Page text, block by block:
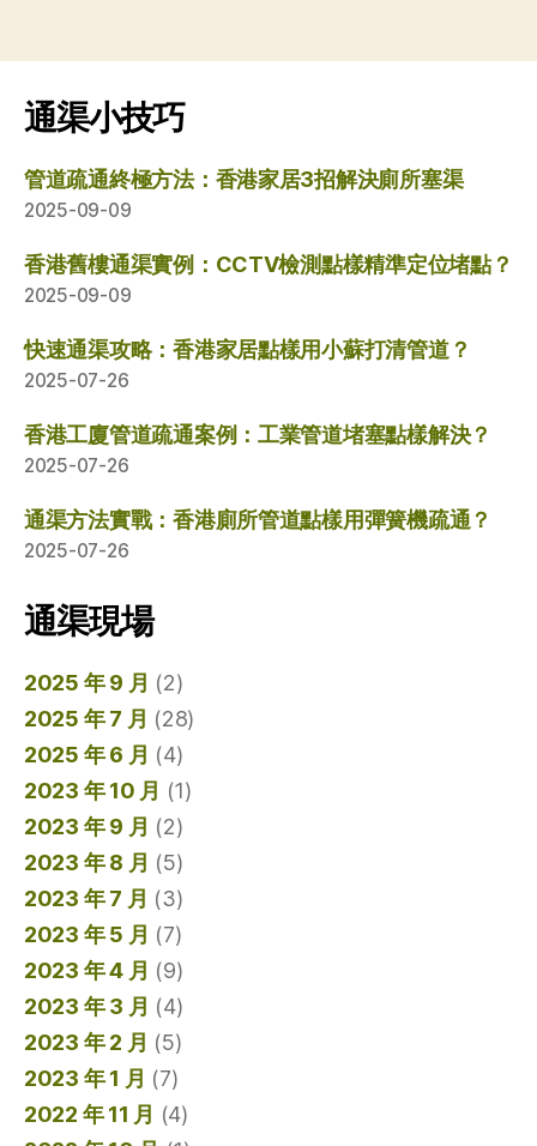
通渠小技巧
管道疏通終極方法：香港家居3招解決廁所塞渠
2025-09-09
香港舊樓通渠實例：CCTV檢測點樣精準定位堵點？
2025-09-09
快速通渠攻略：香港家居點樣用小蘇打清管道？
2025-07-26
香港工廈管道疏通案例：工業管道堵塞點樣解決？
2025-07-26
通渠方法實戰：香港廁所管道點樣用彈簧機疏通？
2025-07-26
通渠現場
2025 年 9 月 (2)
2025 年 7 月 (28)
2025 年 6 月 (4)
2023 年 10 月 (1)
2023 年 9 月 (2)
2023 年 8 月 (5)
2023 年 7 月 (3)
2023 年 5 月 (7)
2023 年 4 月 (9)
2023 年 3 月 (4)
2023 年 2 月 (5)
2023 年 1 月 (7)
2022 年 11 月 (4)